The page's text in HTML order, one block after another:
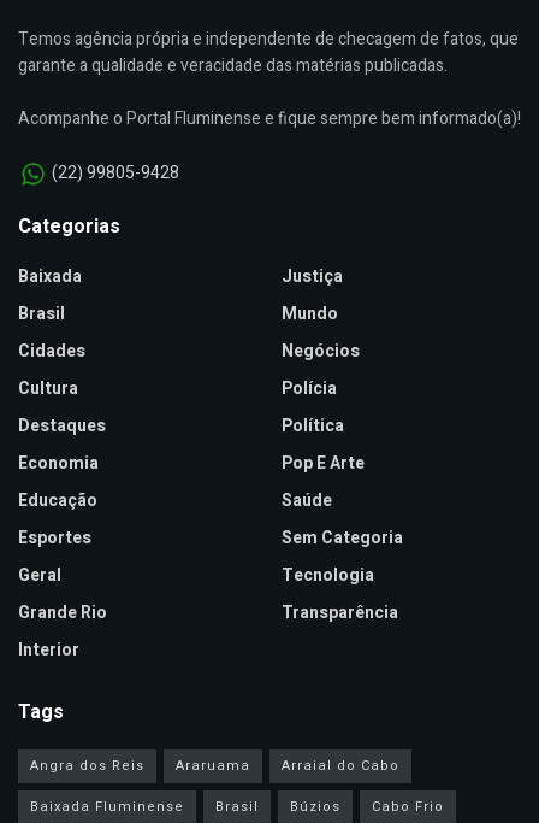
Temos agência própria e independente de checagem de fatos, que
garante a qualidade e veracidade das matérias publicadas.
Acompanhe o Portal Fluminense e fique sempre bem informado(a)!
(22) 99805-9428
Categorias
Baixada
Brasil
Cidades
Cultura
Destaques
Economia
Educação
Esportes
Geral
Grande Rio
Interior
Justiça
Mundo
Negócios
Polícia
Política
Pop E Arte
Saúde
Sem Categoria
Tecnologia
Transparência
Tags
Angra dos Reis Araruama
Arraial do Cabo
Baixada Fluminense
Brasil Búzios
Cabo Frio